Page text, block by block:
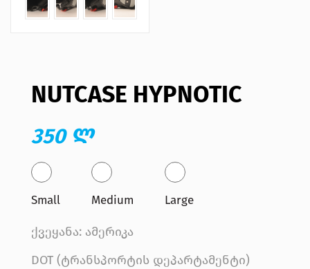
NUTCASE HYPNOTIC
350 ლ
Small Medium Large
ქვეყანა: ამერიკა
DOT (ტრანსპორტის დეპარტამენტი)